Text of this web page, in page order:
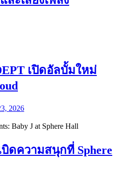
เปิดอัลบั้มใหม่
2026
บิดความสนุกที่ Sphere